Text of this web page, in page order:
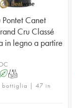
Canet
Cru Classé
in legno a partire
T
bottiglia | 47 in